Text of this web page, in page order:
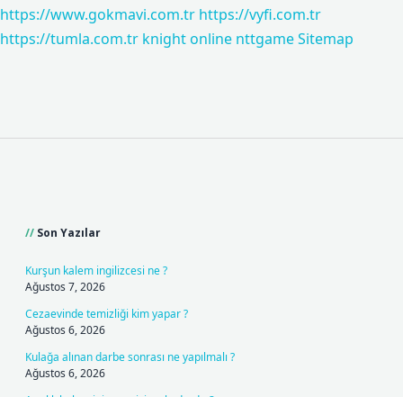
https://www.gokmavi.com.tr https://vyfi.com.tr
https://tumla.com.tr knight online nttgameSitemap
Son Yazılar
Kurşun kalem ingilizcesi ne ?
Ağustos 7, 2026
Cezaevinde temizliği kim yapar ?
Ağustos 6, 2026
Kulağa alınan darbe sonrası ne yapılmalı ?
Ağustos 6, 2026